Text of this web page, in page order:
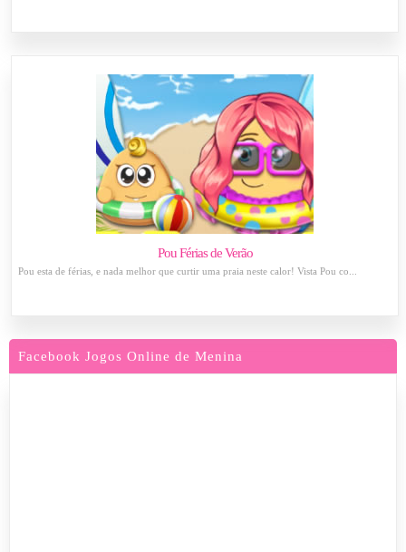
Pou Férias de Verão
Pou esta de férias, e nada melhor que curtir uma praia neste calor! Vista Pou co...
Facebook Jogos Online de Menina